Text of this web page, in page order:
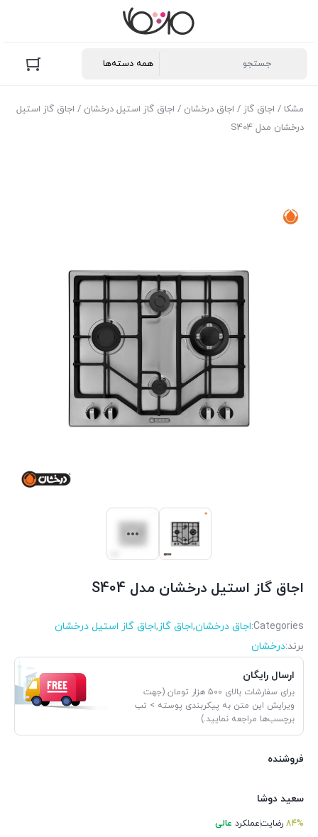
مشکا / اجاق گاز / اجاق درخشان / اجاق گاز استیل درخشان / اجاق گاز استیل
درخشان مدل S404
اجاق گاز استیل درخشان مدل S404
Categories: اجاق درخشان,اجاق گاز,اجاق گاز استیل درخشان
برند:درخشان
ارسال رایگان
برای سفارشات بالای 500 هزار تومان (جهت
ویرایش این متن به پیکربندی پوسته > تب
برچسب‌ها مراجعه نمایید.)
فروشنده
سعید دوشا
84% رضایتعملکرد عالی